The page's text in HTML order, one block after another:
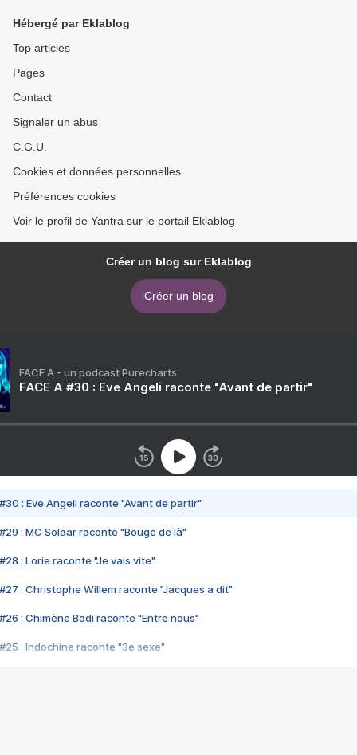
Hébergé par Eklablog
Top articles
Pages
Contact
Signaler un abus
C.G.U.
Cookies et données personnelles
Préférences cookies
Voir le profil de Yantra sur le portail Eklablog
Créer un blog sur Eklablog
Créer un blog
FACE A - un podcast Purecharts
FACE A #30 : Eve Angeli raconte "Avant de partir"
#30 : Eve Angeli raconte "Avant de partir"
#29 : MC Solaar raconte "Bouge de là"
#28 : Lorie raconte "Je vais vite"
#27 : Christophe Willem raconte "Jacques a dit"
#26 : Chimène Badi raconte "Entre nous"
#25 : Indochine raconte "3e sexe"